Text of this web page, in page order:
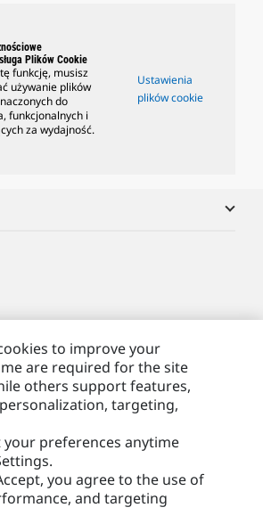
Plików Cookie
funkcję, musisz
używanie plików
do
funkcjonalnych i
za wydajność.
Ustawienia
plików cookie
to improve your
are required for the site
others support features,
targeting,
your preferences anytime
you agree to the use of
and targeting